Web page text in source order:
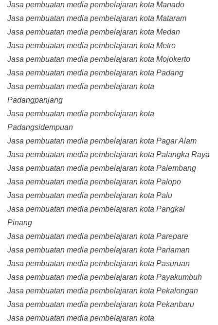
Jasa pembuatan media pembelajaran kota Manado
Jasa pembuatan media pembelajaran kota Mataram
Jasa pembuatan media pembelajaran kota Medan
Jasa pembuatan media pembelajaran kota Metro
Jasa pembuatan media pembelajaran kota Mojokerto
Jasa pembuatan media pembelajaran kota Padang
Jasa pembuatan media pembelajaran kota
Padangpanjang
Jasa pembuatan media pembelajaran kota
Padangsidempuan
Jasa pembuatan media pembelajaran kota Pagar Alam
Jasa pembuatan media pembelajaran kota Palangka Raya
Jasa pembuatan media pembelajaran kota Palembang
Jasa pembuatan media pembelajaran kota Palopo
Jasa pembuatan media pembelajaran kota Palu
Jasa pembuatan media pembelajaran kota Pangkal
Pinang
Jasa pembuatan media pembelajaran kota Parepare
Jasa pembuatan media pembelajaran kota Pariaman
Jasa pembuatan media pembelajaran kota Pasuruan
Jasa pembuatan media pembelajaran kota Payakumbuh
Jasa pembuatan media pembelajaran kota Pekalongan
Jasa pembuatan media pembelajaran kota Pekanbaru
Jasa pembuatan media pembelajaran kota